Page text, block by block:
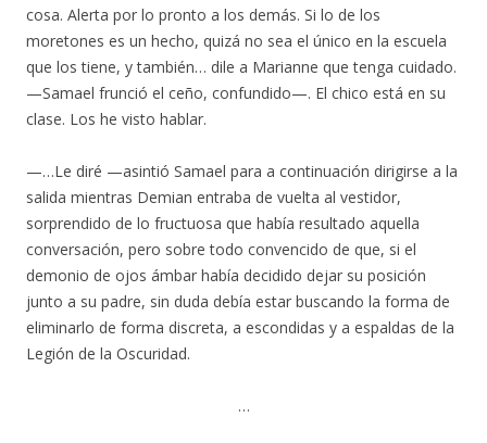
cosa. Alerta por lo pronto a los demás. Si lo de los
moretones es un hecho, quizá no sea el único en la escuela
que los tiene, y también… dile a Marianne que tenga cuidado.
—Samael frunció el ceño, confundido—. El chico está en su
clase. Los he visto hablar.
—…Le diré —asintió Samael para a continuación dirigirse a la
salida mientras Demian entraba de vuelta al vestidor,
sorprendido de lo fructuosa que había resultado aquella
conversación, pero sobre todo convencido de que, si el
demonio de ojos ámbar había decidido dejar su posición
junto a su padre, sin duda debía estar buscando la forma de
eliminarlo de forma discreta, a escondidas y a espaldas de la
Legión de la Oscuridad.
…